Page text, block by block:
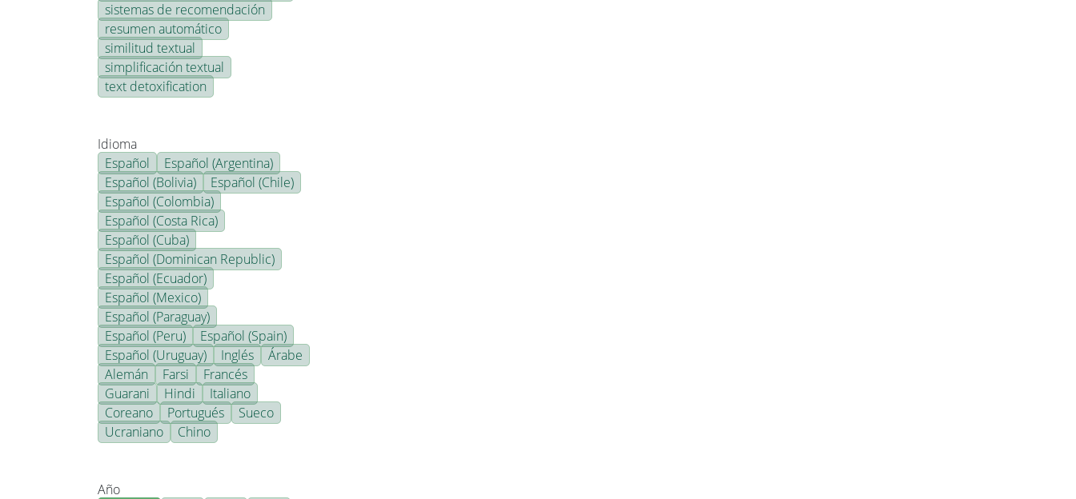
sistemas de recomendación
resumen automático
similitud textual
simplificación textual
text detoxification
Idioma
Español
Español (Argentina)
Español (Bolivia)
Español (Chile)
Español (Colombia)
Español (Costa Rica)
Español (Cuba)
Español (Dominican Republic)
Español (Ecuador)
Español (Mexico)
Español (Paraguay)
Español (Peru)
Español (Spain)
Español (Uruguay)
Inglés
Árabe
Alemán
Farsi
Francés
Guarani
Hindi
Italiano
Coreano
Portugués
Sueco
Ucraniano
Chino
Año